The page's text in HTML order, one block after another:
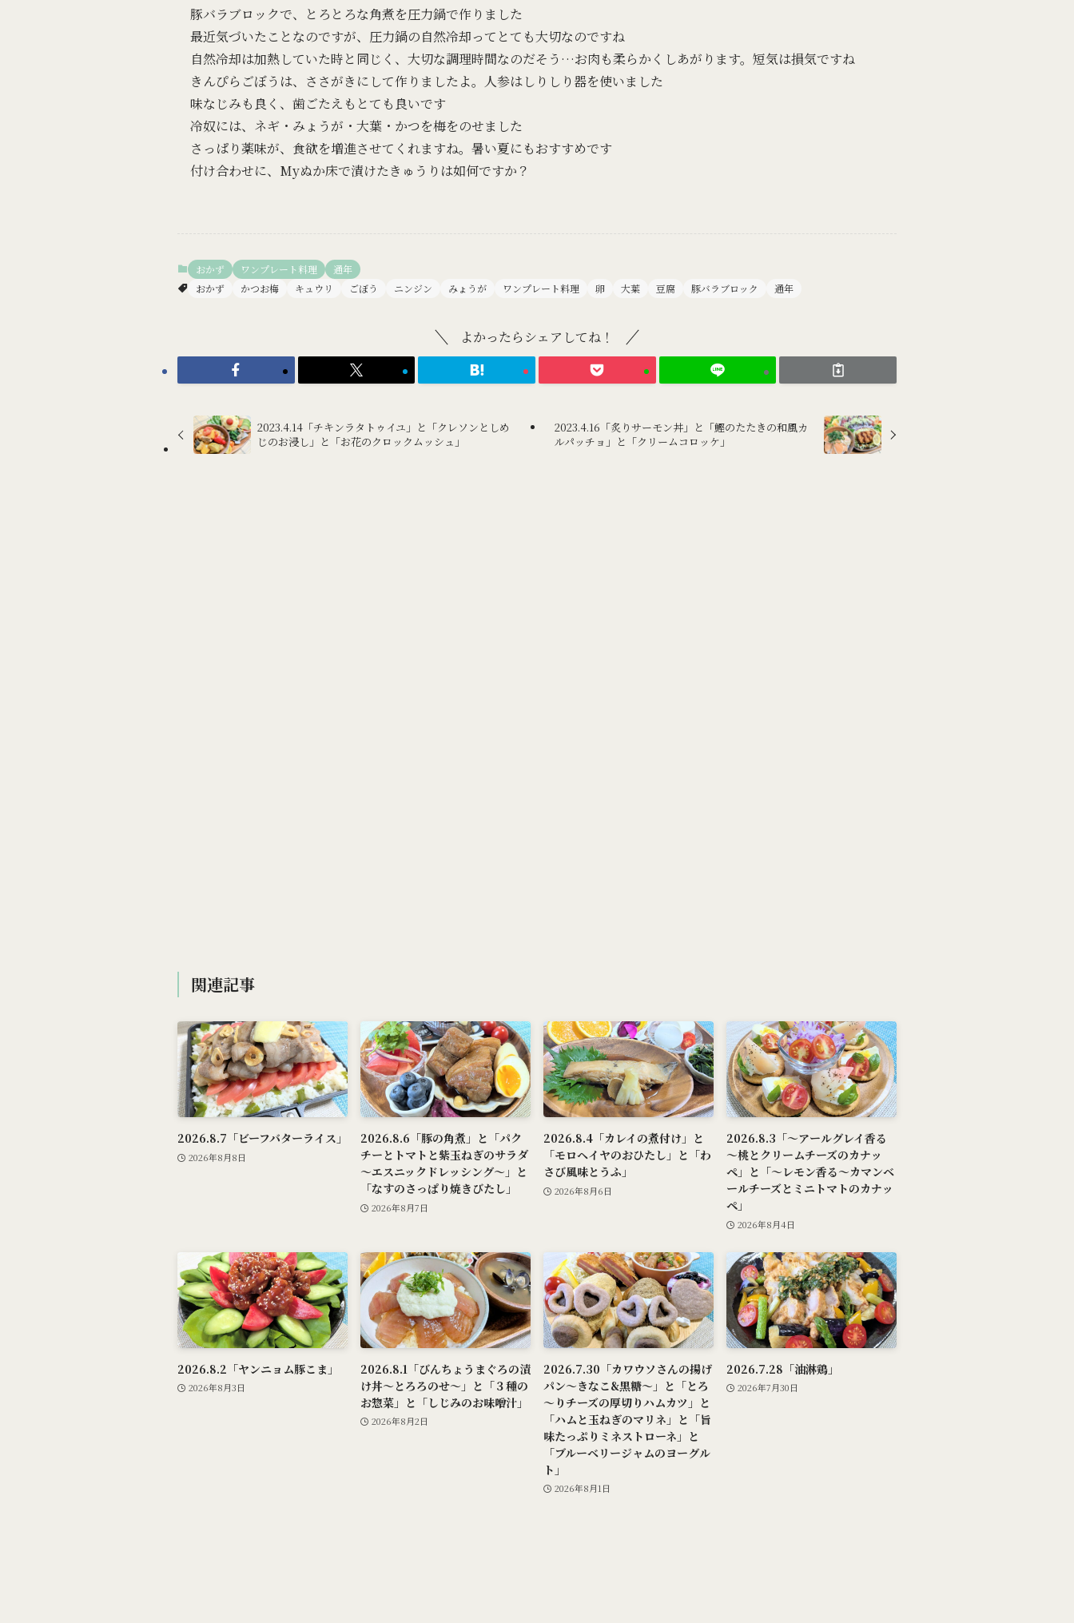
豚バラブロックで、とろとろな角煮を圧力鍋で作りました
最近気づいたことなのですが、圧力鍋の自然冷却ってとても大切なのですね
自然冷却は加熱していた時と同じく、大切な調理時間なのだそう…お肉も柔らかくしあがります。短気は損気ですね
きんぴらごぼうは、ささがきにして作りましたよ。人参はしりしり器を使いました
味なじみも良く、歯ごたえもとても良いです
冷奴には、ネギ・みょうが・大葉・かつを梅をのせました
さっぱり薬味が、食欲を増進させてくれますね。暑い夏にもおすすめです
付け合わせに、Myぬか床で漬けたきゅうりは如何ですか？
おかず ワンプレート料理
通年
おかず
かつお梅 キュウリ ごぼう ニンジン みょうが ワンプレート料理 卵 大葉 豆腐 豚バラブロック 通年
よかったらシェアしてね！
2023.4.14「チキンラタトゥイユ」と「クレソンとしめ
じのお浸し」と「お花のクロックムッシュ」
2023.4.16「炙りサーモン丼」と「鰹のたたきの和風カ
ルパッチョ」と「クリームコロッケ」
関連記事
2026.8.7「ビーフバターライス」
2026年8月8日
2026.8.6「豚の角煮」と「パク
チーとトマトと紫玉ねぎのサラダ
～エスニックドレッシング～」と
「なすのさっぱり焼きびたし」
2026年8月7日
2026.8.4「カレイの煮付け」と
「モロヘイヤのおひたし」と「わ
さび風味とうふ」
2026年8月6日
2026.8.3「～アールグレイ香る
～桃とクリームチーズのカナッ
ペ」と「～レモン香る～カマンベ
ールチーズとミニトマトのカナッ
ペ」
2026年8月4日
2026.8.2「ヤンニョム豚こま」
2026年8月3日
2026.8.1「びんちょうまぐろの漬
け丼～とろろのせ～」と「３種の
お惣菜」と「しじみのお味噌汁」
2026年8月2日
2026.7.30「カワウソさんの揚げ
パン～きなこ&黒糖～」と「とろ
～りチーズの厚切りハムカツ」と
「ハムと玉ねぎのマリネ」と「旨
味たっぷりミネストローネ」と
「ブルーベリージャムのヨーグル
ト」
2026年8月1日
2026.7.28「油淋鶏」
2026年7月30日